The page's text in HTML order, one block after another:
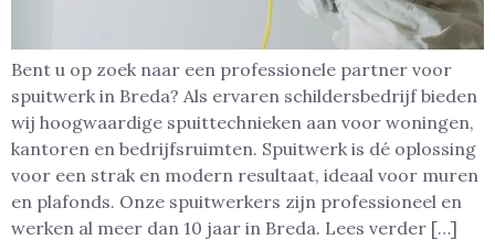
Bent u op zoek naar een professionele partner voor
spuitwerk in Breda? Als ervaren schildersbedrijf bieden
wij hoogwaardige spuittechnieken aan voor woningen,
kantoren en bedrijfsruimten. Spuitwerk is dé oplossing
voor een strak en modern resultaat, ideaal voor muren
en plafonds. Onze spuitwerkers zijn professioneel en
werken al meer dan 10 jaar in Breda. Lees verder […]